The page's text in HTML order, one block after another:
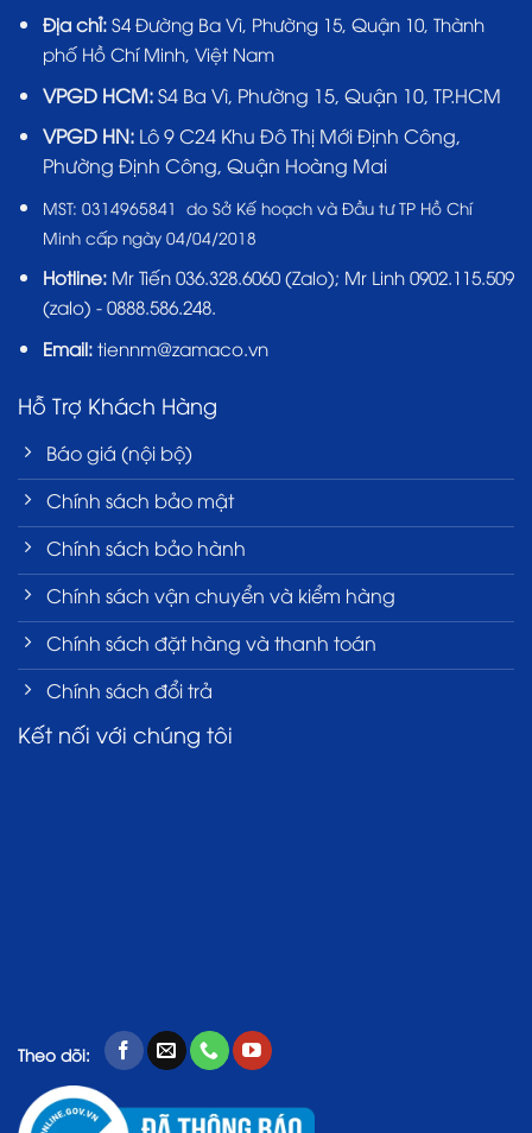
Địa chỉ: S4 Đường Ba Vì, Phường 15, Quận 10, Thành
phố Hồ Chí Minh, Việt Nam
VPGD HCM:S4 Ba Vì, Phường 15, Quận 10, TP.HCM
VPGD HN:Lô 9 C24 Khu Đô Thị Mới Định Công,
Phường Định Công, Quận Hoàng Mai
MST: 0314965841 do Sở Kế hoạch và Đầu tư TP Hồ Chí
Minh cấp ngày 04/04/2018
Hotline: Mr Tiến 036.328.6060(Zalo); Mr Linh 0902.115.509
(zalo) - 0888.586.248.
Email:tiennm@zamaco.vn
Hỗ Trợ Khách Hàng
Báo giá (nội bộ)
Chính sách bảo mật
Chính sách bảo hành
Chính sách vận chuyển và kiểm hàng
Chính sách đặt hàng và thanh toán
Chính sách đổi trả
Kết nối với chúng tôi
Theo dõi: